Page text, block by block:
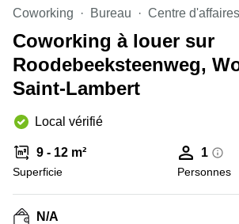
la
Neuve
Wallonie
Centre
Anvers
Centre
d'affaires
Centre
d'affaires
Ville de
Bruxelles
Coworking
Ixelles
Coworking Bureau Centre d'affaires
Coworking à louer sur
Roodebeeksteenweg,
Saint-Lambert
Local vérifié
9 - 12 m²
Superficie
1
Personnes
N/A